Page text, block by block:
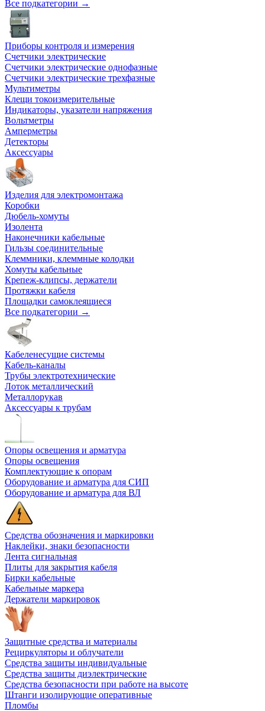
Все подкатегории →
Приборы контроля и измерения
Счетчики электрические
Счетчики электрические однофазные
Счетчики электрические трехфазные
Мультиметры
Клещи токоизмерительные
Индикаторы, указатели напряжения
Вольтметры
Амперметры
Детекторы
Аксессуары
Изделия для электромонтажа
Коробки
Дюбель-хомуты
Изолента
Наконечники кабельные
Гильзы соединительные
Клеммники, клеммные колодки
Хомуты кабельные
Крепеж-клипсы, держатели
Протяжки кабеля
Площадки самоклеящиеся
Все подкатегории →
Кабеленесущие системы
Кабель-каналы
Трубы электротехнические
Лоток металлический
Металлорукав
Аксессуары к трубам
Опоры освещения и арматура
Опоры освещения
Комплектующие к опорам
Оборудование и арматура для СИП
Оборудование и арматура для ВЛ
Средства обозначения и маркировки
Наклейки, знаки безопасности
Лента сигнальная
Плиты для закрытия кабеля
Бирки кабельные
Кабельные маркера
Держатели маркировок
Защитные средства и материалы
Рециркуляторы и облучатели
Средства защиты индивидуальные
Средства защиты диэлектрические
Средства безопасности при работе на высоте
Штанги изолирующие оперативные
Пломбы